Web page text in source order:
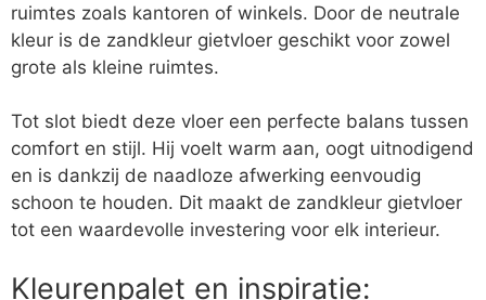
ruimtes zoals kantoren of winkels. Door de neutrale
kleur is de zandkleur gietvloer geschikt voor zowel
grote als kleine ruimtes.
Tot slot biedt deze vloer een perfecte balans tussen
comfort en stijl. Hij voelt warm aan, oogt uitnodigend
en is dankzij de naadloze afwerking eenvoudig
schoon te houden. Dit maakt de zandkleur gietvloer
tot een waardevolle investering voor elk interieur.
Kleurenpalet en inspiratie: